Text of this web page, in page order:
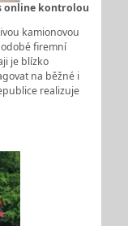
online kontrolou
kamionovou
firemní
je blízko
na běžné i
realizuje